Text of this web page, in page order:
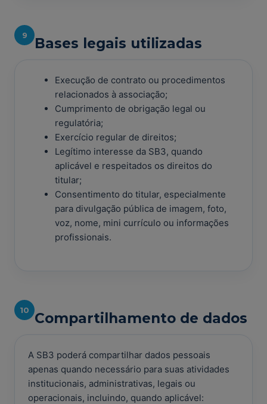
9 Bases legais utilizadas
Execução de contrato ou procedimentos
relacionados à associação;
Cumprimento de obrigação legal ou
regulatória;
Exercício regular de direitos;
Legítimo interesse da SB3, quando
aplicável e respeitados os direitos do
titular;
Consentimento do titular, especialmente
para divulgação pública de imagem, foto,
voz, nome, mini currículo ou informações
profissionais.
10 Compartilhamento de dados
A SB3 poderá compartilhar dados pessoais
apenas quando necessário para suas atividades
institucionais, administrativas, legais ou
operacionais, incluindo, quando aplicável: